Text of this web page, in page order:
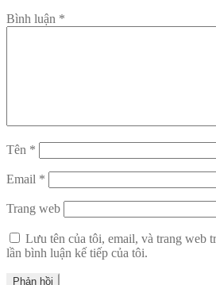
Bình luận *
Tên *
Email *
Trang web
Lưu tên của tôi, email, và trang web
lần bình luận kế tiếp của tôi.